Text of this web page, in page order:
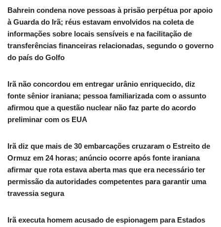
Bahrein condena nove pessoas à prisão perpétua por apoio
à Guarda do Irã; réus estavam envolvidos na coleta de
informações sobre locais sensíveis e na facilitação de
transferências financeiras relacionadas, segundo o governo
do país do Golfo
Irã não concordou em entregar urânio enriquecido, diz
fonte sênior iraniana; pessoa familiarizada com o assunto
afirmou que a questão nuclear não faz parte do acordo
preliminar com os EUA
Irã diz que mais de 30 embarcações cruzaram o Estreito de
Ormuz em 24 horas; anúncio ocorre após fonte iraniana
afirmar que rota estava aberta mas que era necessário ter
permissão da autoridades competentes para garantir uma
travessia segura
Irã executa homem acusado de espionagem para Estados